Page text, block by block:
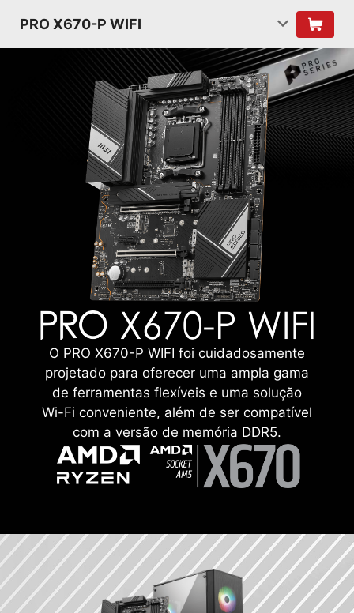
PRO X670-P WIFI
O PRO X670-P WIFI foi cuidadosamente
projetado para oferecer uma ampla gama
de ferramentas flexíveis e uma solução
Wi-Fi conveniente, além de ser compatível
com a versão de memória DDR5.